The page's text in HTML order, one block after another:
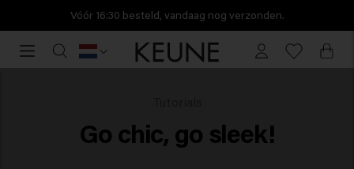
Vóór 16:30 besteld, vandaag nog verzonden.
16:30
Go chic, go sleek!